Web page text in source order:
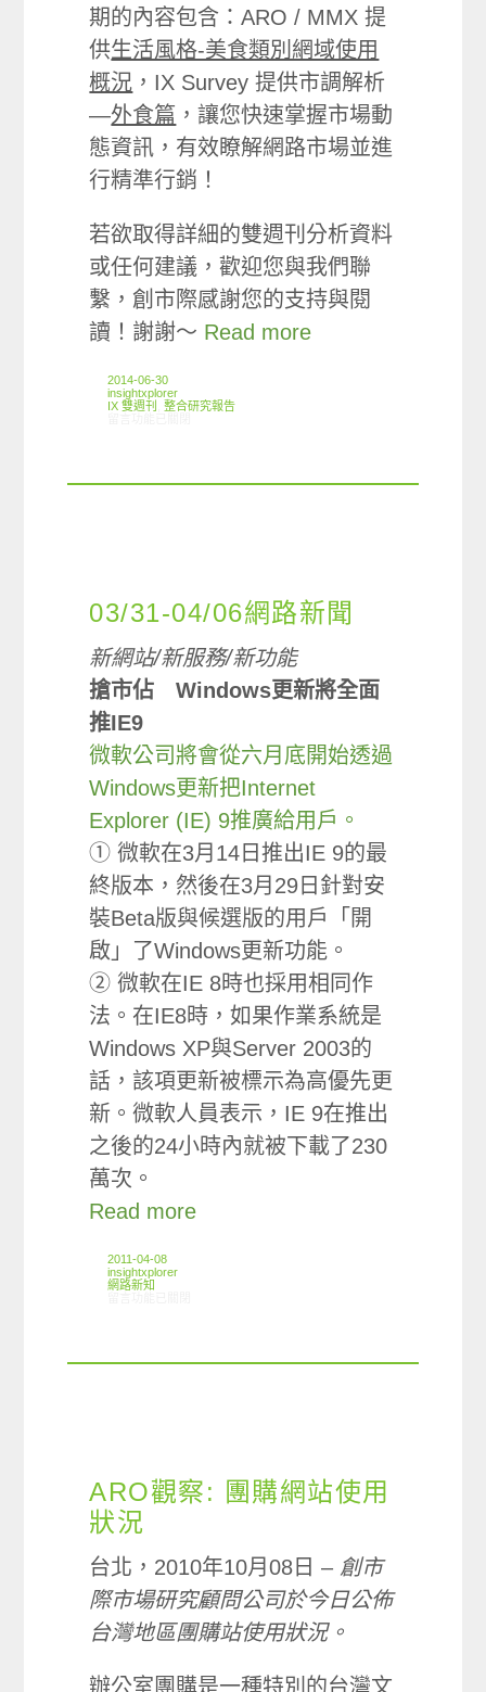
期的內容包含：ARO / MMX 提
供生活風格-美食類別網域使用
概況 ，IX Survey 提供市調解析
—外食篇 ，讓您快速掌握市場動
態資訊，有效瞭解網路市場並進
行精準行銷！
若欲取得詳細的雙週刊分析資料
或任何建議，歡迎您與我們聯
繫，創市際感謝您的支持與閱
讀！謝謝～ Read more
2014-06-30
insightxplorer
IX 雙週刊
,整合研究報告
03/31-04/06網路新聞
新網站/新服務/新功能
搶市佔 Windows更新將全面
推IE9
微軟公司將會從六月底開始透過
Windows更新把Internet
Explorer (IE) 9推廣給用戶。
① 微軟在3月14日推出IE 9的最
終版本，然後在3月29日針對安
裝Beta版與候選版的用戶「開
啟」了Windows更新功能。
② 微軟在IE 8時也採用相同作
法。在IE8時，如果作業系統是
Windows XP與Server 2003的
話，該項更新被標示為高優先更
新。微軟人員表示，IE 9在推出
之後的24小時內就被下載了230
萬次。
Read more
2011-04-08
insightxplorer
網路新知
ARO觀察: 團購網站使用
狀況
台北，2010年10月08日 – 創市
際市場研究顧問公司於今日公佈
台灣地區團購站使用狀況。
辦公室團購是一種特別的台灣文